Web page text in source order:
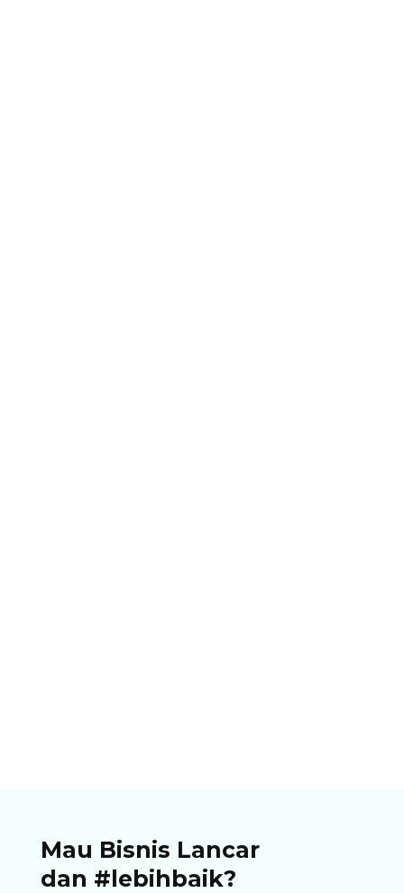
Mau Bisnis Lancar
dan #lebihbaik?